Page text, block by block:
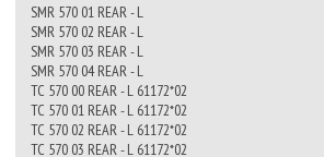
SMR 570 01 REAR - L
SMR 570 02 REAR - L
SMR 570 03 REAR - L
SMR 570 04 REAR - L
TC 570 00 REAR - L 61172*02
TC 570 01 REAR - L 61172*02
TC 570 02 REAR - L 61172*02
TC 570 03 REAR - L 61172*02